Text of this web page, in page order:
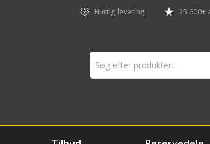
Hurtig levering 25.600+